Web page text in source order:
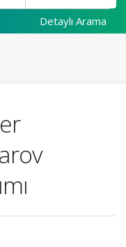
Detaylı Arama